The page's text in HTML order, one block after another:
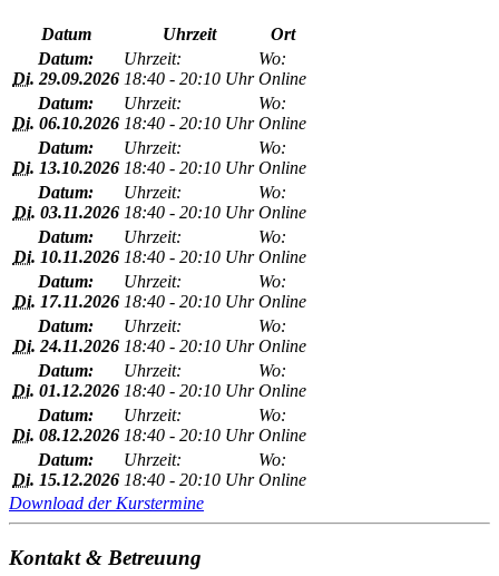
Datum Uhrzeit
Ort
Datum:
Di. 29.09.2026
Uhrzeit:
18:40 - 20:10 Uhr
Wo:
Online
Datum:
Di. 06.10.2026
Uhrzeit:
18:40 - 20:10 Uhr
Wo:
Online
Datum:
Di. 13.10.2026
Uhrzeit:
18:40 - 20:10 Uhr
Wo:
Online
Datum:
Di. 03.11.2026
Uhrzeit:
18:40 - 20:10 Uhr
Wo:
Online
Datum:
Di. 10.11.2026
Uhrzeit:
18:40 - 20:10 Uhr
Wo:
Online
Datum:
Di. 17.11.2026
Uhrzeit:
18:40 - 20:10 Uhr
Wo:
Online
Datum:
Di. 24.11.2026
Uhrzeit:
18:40 - 20:10 Uhr
Wo:
Online
Datum:
Di. 01.12.2026
Uhrzeit:
18:40 - 20:10 Uhr
Wo:
Online
Datum:
Di. 08.12.2026
Uhrzeit:
18:40 - 20:10 Uhr
Wo:
Online
Datum:
Di. 15.12.2026
Uhrzeit:
18:40 - 20:10 Uhr
Wo:
Online
Download der Kurstermine
Kontakt & Betreuung